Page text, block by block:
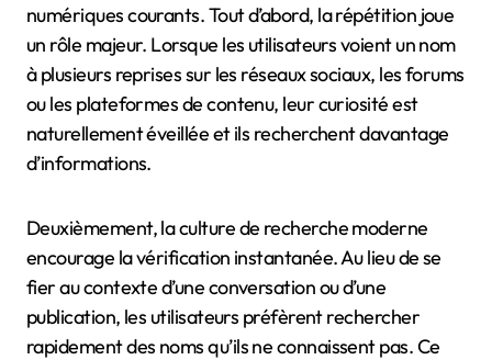
numériques courants. Tout d’abord, la répétition joue
un rôle majeur. Lorsque les utilisateurs voient un nom
à plusieurs reprises sur les réseaux sociaux, les forums
ou les plateformes de contenu, leur curiosité est
naturellement éveillée et ils recherchent davantage
d’informations.
Deuxièmement, la culture de recherche moderne
encourage la vérification instantanée. Au lieu de se
fier au contexte d’une conversation ou d’une
publication, les utilisateurs préfèrent rechercher
rapidement des noms qu’ils ne connaissent pas. Ce